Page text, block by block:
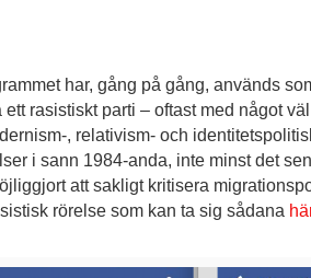
har, gång på gång, används
rasistiskt parti – oftast med något
, relativism- och
i sann 1984-anda, inte minst det
att sakligt kritisera
rörelse som kan ta sig sådana